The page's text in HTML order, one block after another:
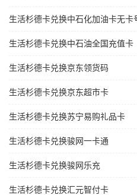
生活杉德卡兑换中石化加油卡无卡
生活杉德卡兑换中石油全国充值卡
生活杉德卡兑换京东领货码
生活杉德卡兑换京东超市卡
生活杉德卡兑换苏宁易购礼品卡
生活杉德卡兑换骏网一卡通
生活杉德卡兑换骏网乐充
生活杉德卡兑换汇元智付卡